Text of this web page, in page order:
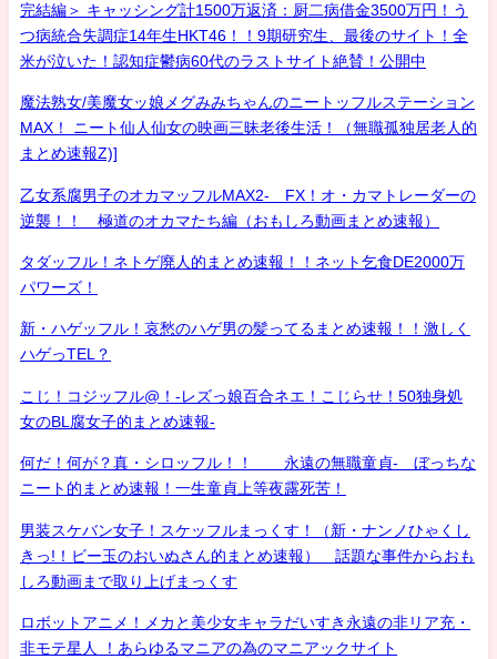
完結編＞ キャッシング計1500万返済：厨二病借金3500万円！う
つ病統合失調症14年生HKT46！！9期研究生、最後のサイト！全
米が泣いた！認知症鬱病60代のラストサイト絶賛！公開中
魔法熟女/美魔女ッ娘メグみみちゃんのニートッフルステーション
MAX！ ニート仙人仙女の映画三昧老後生活！（無職孤独居老人的
まとめ速報Z)]
乙女系腐男子のオカマッフルMAX2- FX！オ・カマトレーダーの
逆襲！！ 極道のオカマたち編（おもしろ動画まとめ速報）
タダッフル！ネトゲ廃人的まとめ速報！！ネット乞食DE2000万
パワーズ！
新・ハゲッフル！哀愁のハゲ男の髪ってるまとめ速報！！激しく
ハゲっTEL？
こじ！コジッフル@！-レズっ娘百合ネエ！こじらせ！50独身処
女のBL腐女子的まとめ速報-
何だ！何が？真・シロッフル！！ 永遠の無職童貞- ぼっちな
ニート的まとめ速報！一生童貞上等夜露死苦！
男装スケバン女子！スケッフルまっくす！（新・ナンノひゃくし
きっ!！ビー玉のおいぬさん的まとめ速報） 話題な事件からおも
しろ動画まで取り上げまっくす
ロボットアニメ！メカと美少女キャラだいすき永遠の非リア充・
非モテ星人 ！あらゆるマニアの為のマニアックサイト